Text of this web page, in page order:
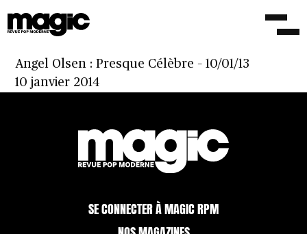
Stars’, son sixième album de l’année
Angel Olsen : Presque Célèbre – 10/01/13
10 janvier 2014
SE CONNECTER À MAGIC RPM